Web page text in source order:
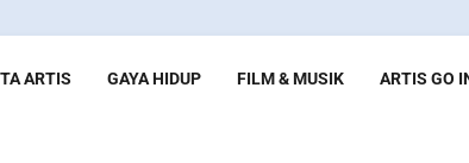
ARTIS GAYA HIDUP FILM & MUSIK ARTIS GO